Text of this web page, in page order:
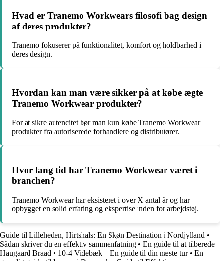
Hvad er Tranemo Workwears filosofi bag design
af deres produkter?
Tranemo fokuserer på funktionalitet, komfort og holdbarhed i
deres design.
Hvordan kan man være sikker på at købe ægte
Tranemo Workwear produkter?
For at sikre autencitet bør man kun købe Tranemo Workwear
produkter fra autoriserede forhandlere og distributører.
Hvor lang tid har Tranemo Workwear været i
branchen?
Tranemo Workwear har eksisteret i over X antal år og har
opbygget en solid erfaring og ekspertise inden for arbejdstøj.
Guide til Lilleheden, Hirtshals: En Skøn Destination i Nordjylland •
Sådan skriver du en effektiv sammenfatning • En guide til at tilberede
Haugaard Braad • 10-4 Videbæk – En guide til din næste tur• En